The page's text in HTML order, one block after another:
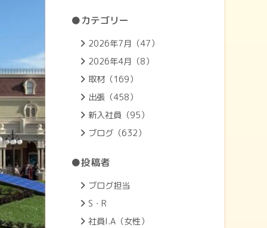
●カテゴリー
2026年7月（47）
2026年4月（8）
取材（169）
出張（458）
新入社員（95）
ブログ（632）
●投稿者
ブログ担当
S・R
社員I.A（女性）